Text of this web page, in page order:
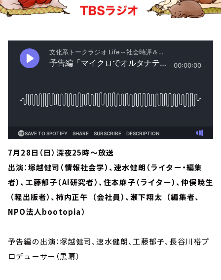
7月28日（日）深夜25時～放送
出演：塚越健司（情報社会学）、速水健朗（ライター・編集
者）、工藤郁子（AI研究者）、住本麻子（ライター）、仲俣暁生
（軽出版者）、柿内正午 （会社員）、瀬下翔太 （編集者、
NPO法人bootopia）
予告編の出演：塚越健司、速水健朗、工藤郁子、長谷川裕プ
ロデューサー（黒幕）